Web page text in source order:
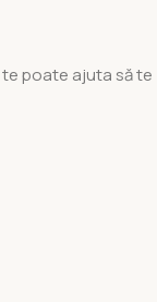
te poate ajuta să te